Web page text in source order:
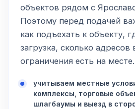
объектов рядом с
Поэтому перед подачей
как подъехать к объекту,
загрузка, сколько адресов
ограничения есть на месте.
учитываем местные
комплексы, торговые
шлагбаумы и выезд в